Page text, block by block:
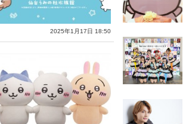
2025年1月17日 18:50